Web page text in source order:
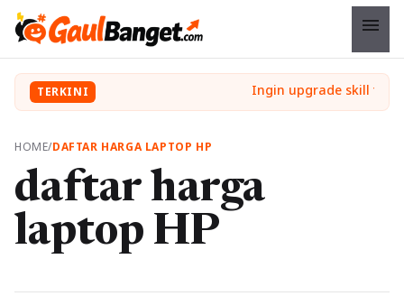
menu
TERKINI
HOME/DAFTAR HARGA LAPTOP HP
daftar harga
laptop HP